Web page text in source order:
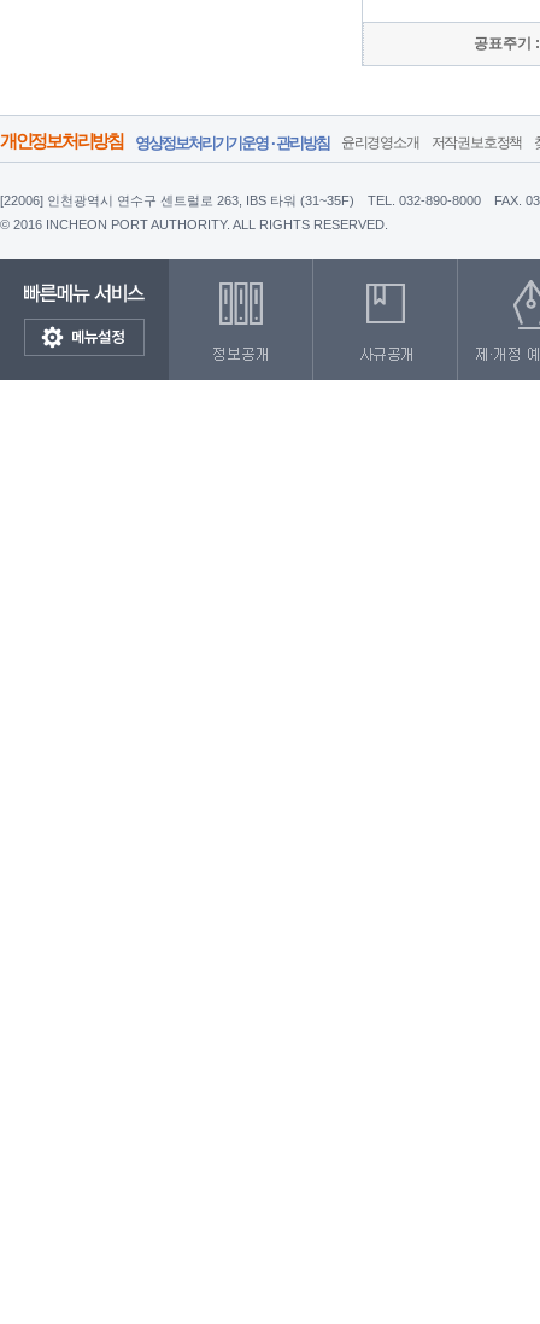
공표주기
개인정보처리방침 영상정보처리기기운영 · 관리방침 윤리경영소개 저작권보호정책
[22006] 인천광역시 연수구 센트럴로 263, IBS 타워 (31~35F) TEL. 032-890-8000
FAX.
© 2016 INCHEON PORT AUTHORITY. ALL RIGHTS RESERVED.